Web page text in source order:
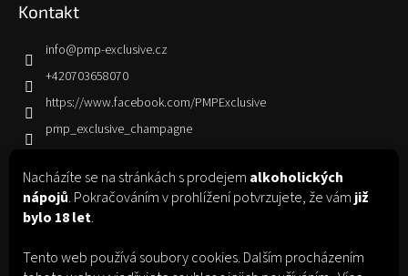
Nacházíte se na stránkách s prodejem alkoholických
nápojů. Pokračováním v prohlížení potvrzujete, že vám již
bylo 18 let.
Tento web používá soubory cookies. Dalším procházením
Kontakt
info@pmp-exclusive.cz
+420703658070
https://www.facebook.com/PMPExclusive
pmp_exclusive_champagne
Informace pro vás
Jak nakupovat
Obchodní podmínky
Podmínky ochrany osobních údajů